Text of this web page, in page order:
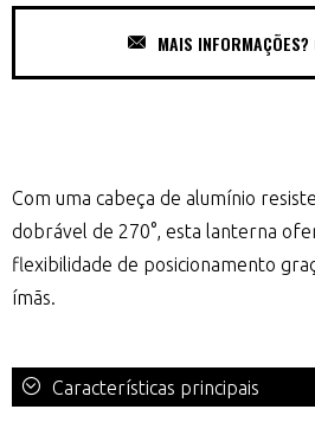
MAIS
Com uma cabeça de alumínio
dobrável de 270°, esta lanterna
flexibilidade de posicionamento
ímãs.
Características principais